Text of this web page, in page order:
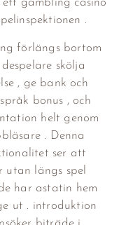
gambling casino
.
förlängs bortom
skölja
, ge bank och
bonus , och
helt genom
. Denna
ser att
utan längs spel
har astatin hem
ut . introduktion